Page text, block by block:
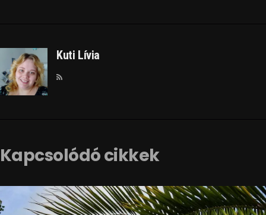
Kuti Lívia
Kapcsolódó cikkek